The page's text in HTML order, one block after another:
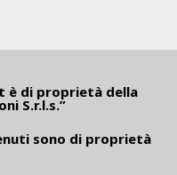
è di proprietà della
S.r.l.s.”
sono di proprietà